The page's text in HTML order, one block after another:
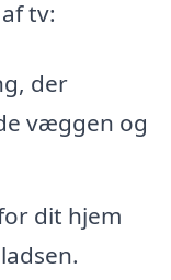
tv:
der
væggen og
dit hjem